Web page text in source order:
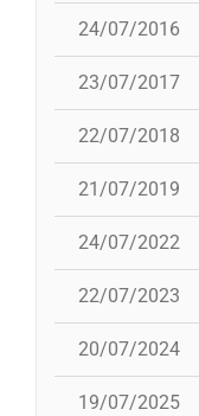
24/07/2016
23/07/2017
22/07/2018
21/07/2019
24/07/2022
22/07/2023
20/07/2024
19/07/2025